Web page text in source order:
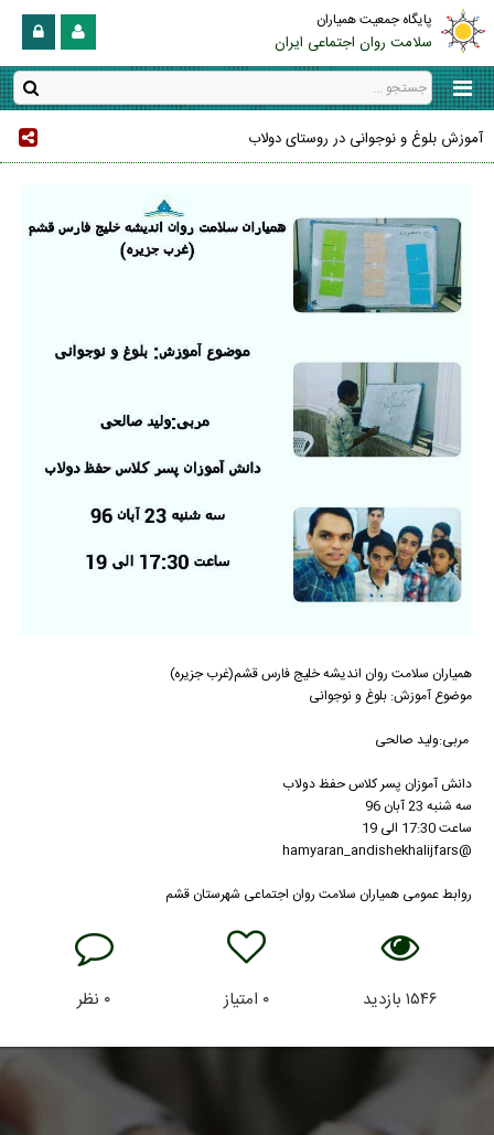
پایگاه جمعیت همیاران
سلامت روان اجتماعی ایران
آموزش بلوغ و نوجوانی در روستای دولاب
همیاران سلامت روان اندیشه خلیج فارس قشم(غرب جزیره)
موضوع آموزش: بلوغ و نوجوانی
مربی:ولید صالحی
دانش آموزان پسر کلاس حفظ دولاب
سه شنبه 23 آبان 96
ساعت 17:30 الی 19
@hamyaran_andishekhalijfars
روابط عمومی همیاران سلامت روان اجتماعی شهرستان قشم
۱۵۴۶ بازدید ۰ امتیاز ۰ نظر